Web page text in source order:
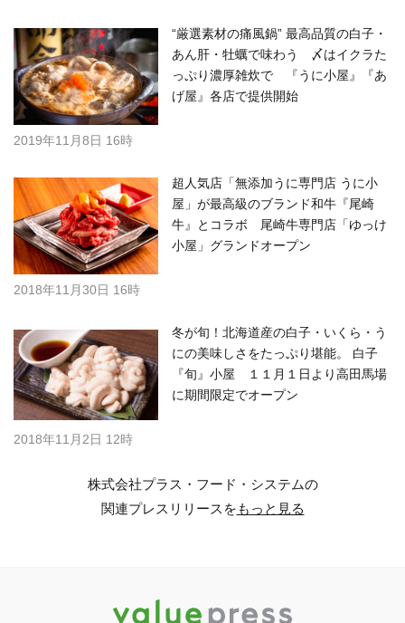
“厳選素材の痛風鍋” 最高品質の白子・
あん肝・牡蠣で味わう 〆はイクラた
っぷり濃厚雑炊で 『うに小屋』『あ
げ屋』各店で提供開始
2019年11月8日 16時
超人気店「無添加うに専門店 うに小
屋」が最高級のブランド和牛『尾崎
牛』とコラボ 尾崎牛専門店「ゆっけ
小屋」グランドオープン
2018年11月30日 16時
冬が旬！北海道産の白子・いくら・う
にの美味しさをたっぷり堪能。 白子
『旬』小屋 １１月１日より高田馬場
に期間限定でオープン
2018年11月2日 12時
株式会社プラス・フード・システムの
関連プレスリリースをもっと見る